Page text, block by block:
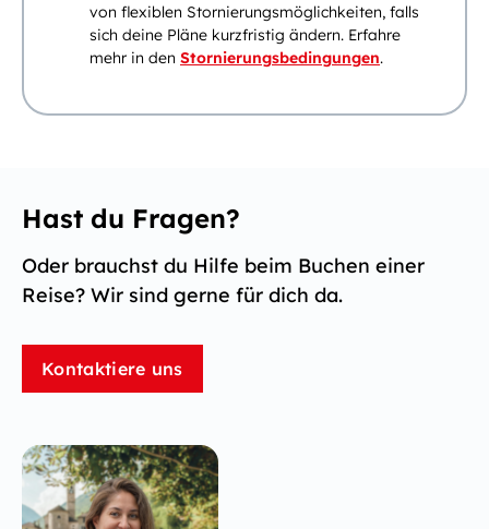
von flexiblen Stornierungsmöglichkeiten, falls
sich deine Pläne kurzfristig ändern. Erfahre
mehr in den Stornierungsbedingungen.
Hast du Fragen?
Oder brauchst du Hilfe beim Buchen einer
Reise? Wir sind gerne für dich da.
Kontaktiere uns